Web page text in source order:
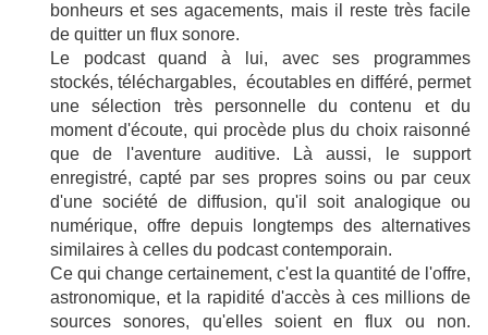
bonheurs et ses agacements, mais il reste très facile
de quitter un flux sonore.
Le podcast quand à lui, avec ses programmes
stockés, téléchargables, écoutables en différé, permet
une sélection très personnelle du contenu et du
moment d'écoute, qui procède plus du choix raisonné
que de l'aventure auditive. Là aussi, le support
enregistré, capté par ses propres soins ou par ceux
d'une société de diffusion, qu'il soit analogique ou
numérique, offre depuis longtemps des alternatives
similaires à celles du podcast contemporain.
Ce qui change certainement, c'est la quantité de l'offre,
astronomique, et la rapidité d'accès à ces millions de
sources sonores, qu'elles soient en flux ou non.